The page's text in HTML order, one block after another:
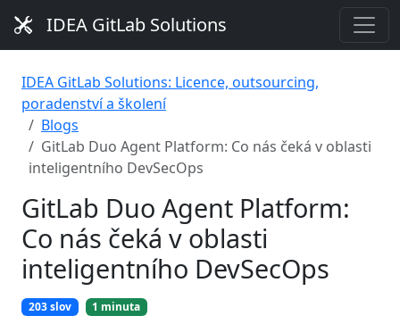
IDEA GitLab Solutions
IDEA GitLab Solutions: Licence, outsourcing,
poradenství a školení
Blogs
GitLab Duo Agent Platform: Co nás čeká v oblasti
inteligentního DevSecOps
GitLab Duo Agent Platform:
Co nás čeká v oblasti
inteligentního DevSecOps
203 slov 1 minuta